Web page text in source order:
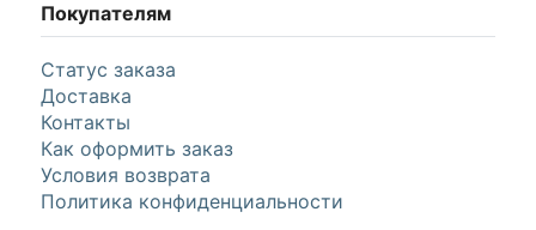
Покупателям
Статус заказа
Доставка
Контакты
Как оформить заказ
Условия возврата
Политика конфиденциальности